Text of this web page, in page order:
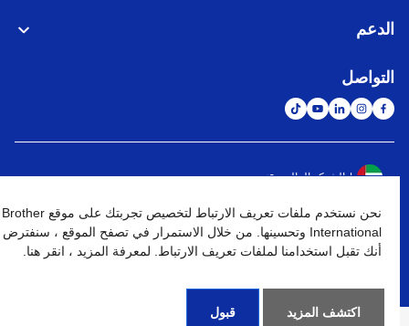
الدعم
التواصل
الشبكة العالمية
نهج الخصوصية شروط الإستخدام خريطة الموقع الإنتقال إلى الموقع العالمي
كافة الحقوق محفوظة. BROTHER INTERNATIONAL (GULF) FZE
نحن نستخدم ملفات تعريف الارتباط لتخصيص تجربتك على موقع Brother
International وتحسينها. من خلال الاستمرار في تصفح الموقع ، سنفترض
أنك تقبل استخدامنا لملفات تعريف الارتباط. لمعرفة المزيد ، انقر هنا.
اكتشف المزيد قبول